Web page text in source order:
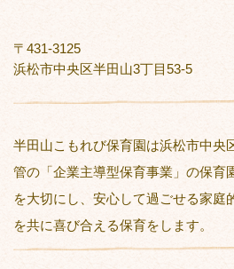
〒431-3125
浜松市中央区半田山3丁目53-5
半田山こもれび保育園は浜松市中央
管の「企業主導型保育事業」の保育
を大切にし、安心して過ごせる家庭
を共に喜び合える保育をします。